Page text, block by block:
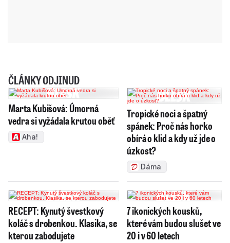
ČLÁNKY ODJINUD
Marta Kubišová: Úmorná
vedra si vyžádala krutou oběť
Aha!
Tropické noci a špatný
spánek: Proč nás horko
obírá o klid a kdy už jde o
úzkost?
Dáma
RECEPT: Kynutý švestkový
koláč s drobenkou. Klasika, se
kterou zabodujete
7 ikonických kousků,
které vám budou slušet ve
20 i v 60 letech